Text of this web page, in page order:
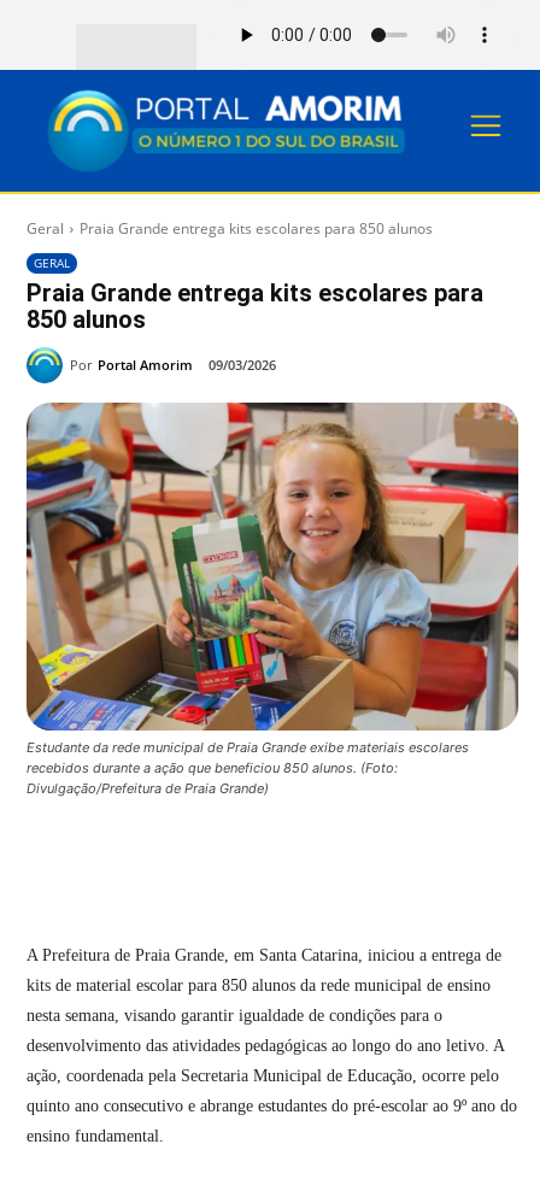
Geral Praia Grande entrega kits escolares para 850 alunos
GERAL
Praia Grande entrega kits escolares para
850 alunos
Por Portal Amorim 09/03/2026
Estudante da rede municipal de Praia Grande exibe materiais escolares
recebidos durante a ação que beneficiou 850 alunos. (Foto:
Divulgação/Prefeitura de Praia Grande)
A Prefeitura de Praia Grande, em Santa Catarina, iniciou a entrega de
kits de material escolar para 850 alunos da rede municipal de ensino
nesta semana, visando garantir igualdade de condições para o
desenvolvimento das atividades pedagógicas ao longo do ano letivo. A
ação, coordenada pela Secretaria Municipal de Educação, ocorre pelo
quinto ano consecutivo e abrange estudantes do pré-escolar ao 9º ano do
ensino fundamental.